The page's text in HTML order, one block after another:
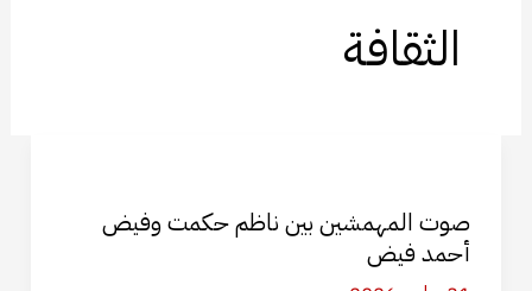
الثقافة
صوت المهمشين بين ناظم حكمت وفيض
أحمد فيض